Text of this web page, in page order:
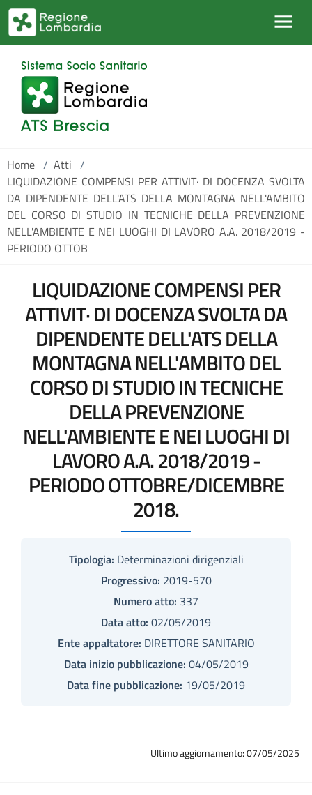
Salta al contenuto principale
Home / Atti /
LIQUIDAZIONE COMPENSI PER ATTIVIT· DI DOCENZA SVOLTA
DA DIPENDENTE DELL'ATS DELLA MONTAGNA NELL'AMBITO
DEL CORSO DI STUDIO IN TECNICHE DELLA PREVENZIONE
NELL'AMBIENTE E NEI LUOGHI DI LAVORO A.A. 2018/2019 -
PERIODO OTTOB
LIQUIDAZIONE COMPENSI PER
ATTIVIT· DI DOCENZA SVOLTA DA
DIPENDENTE DELL'ATS DELLA
MONTAGNA NELL'AMBITO DEL
CORSO DI STUDIO IN TECNICHE
DELLA PREVENZIONE
NELL'AMBIENTE E NEI LUOGHI DI
LAVORO A.A. 2018/2019 -
PERIODO OTTOBRE/DICEMBRE
2018.
Tipologia: Determinazioni dirigenziali
Progressivo: 2019-570
Numero atto: 337
Data atto: 02/05/2019
Ente appaltatore: DIRETTORE SANITARIO
Data inizio pubblicazione: 04/05/2019
Data fine pubblicazione: 19/05/2019
Ultimo aggiornamento: 07/05/2025